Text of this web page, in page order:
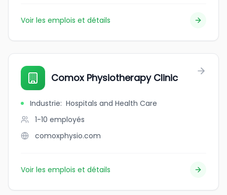
Voir les emplois et détails
Comox Physiotherapy Clinic
Industrie: Hospitals and Health Care
1-10 employés
comoxphysio.com
Voir les emplois et détails